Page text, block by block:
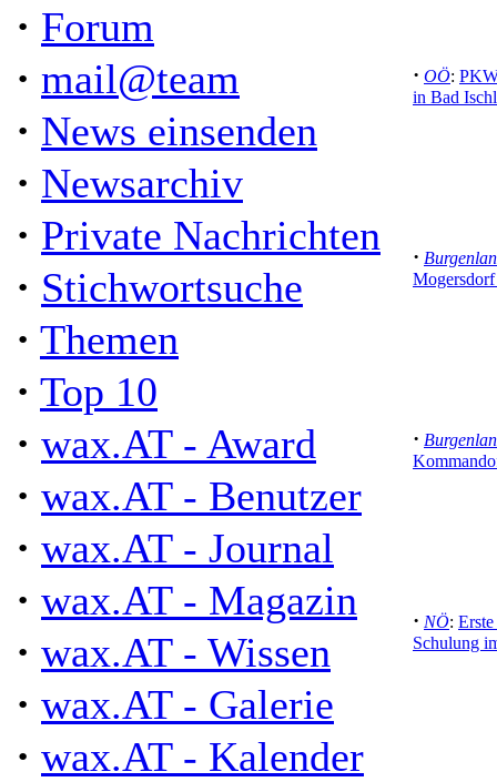
· Forum
· mail@team
· News einsenden
· Newsarchiv
· Private Nachrichten
· Stichwortsuche
· Themen
· Top 10
· wax.AT - Award
· wax.AT - Benutzer
· wax.AT - Journal
· wax.AT - Magazin
· wax.AT - Wissen
· wax.AT - Galerie
· wax.AT - Kalender
· OÖ:
in Bad
·
·
· NÖ:
Schulung